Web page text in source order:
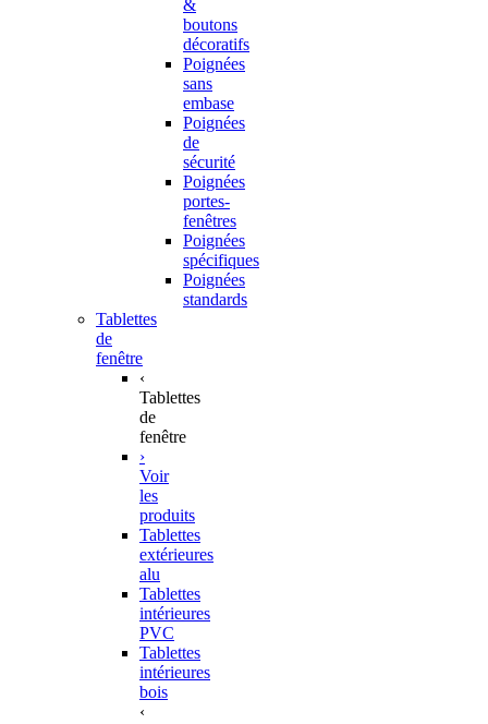
&
boutons
décoratifs
Poignées
sans
embase
Poignées
de
sécurité
Poignées
portes-
fenêtres
Poignées
spécifiques
Poignées
standards
Tablettes
de
fenêtre
‹
Tablettes
de
fenêtre
›
Voir
les
produits
Tablettes
extérieures
alu
Tablettes
intérieures
PVC
Tablettes
intérieures
bois
‹